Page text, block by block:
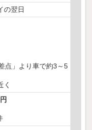
の翌日
点」より車で約3～5
く